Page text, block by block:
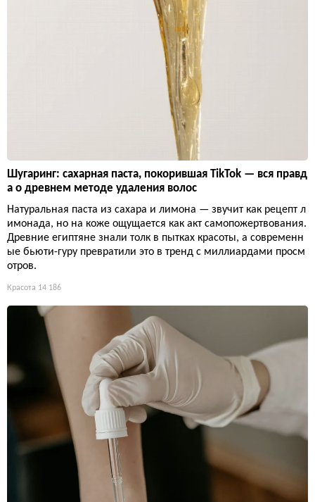
Шугаринг: сахарная паста, покорившая TikTok — вся правд
а о древнем методе удаления волос
Натуральная паста из сахара и лимона — звучит как рецепт л
имонада, но на коже ощущается как акт самопожертвования.
Древние египтяне знали толк в пытках красоты, а современн
ые бьюти-гуру превратили это в тренд с миллиардами просм
отров.
Красота 14 186